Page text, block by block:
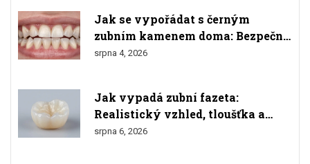
Jak se vypořádat s černým
zubním kamenem doma: Bezpečné
metody a varování
srpna 4, 2026
Jak vypadá zubní fazeta:
Realistický vzhled, tloušťka a
srovnání s přírodními zuby
srpna 6, 2026